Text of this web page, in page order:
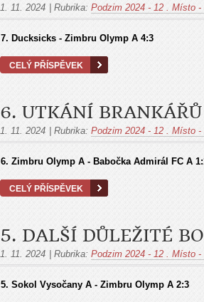
1. 11. 2024 Rubrika: Podzim 2024 - 12 . Místo -
7. Ducksicks - Zimbru Olymp A 4:3
CELÝ PŘÍSPĚVEK
6. UTKÁNÍ BRANKÁŘŮ
1. 11. 2024 Rubrika: Podzim 2024 - 12 . Místo -
6. Zimbru Olymp A - Babočka Admirál FC A
CELÝ PŘÍSPĚVEK
5. DALŠÍ DŮLEŽITÉ
1. 11. 2024 Rubrika: Podzim 2024 - 12 . Místo -
5. Sokol Vysočany A - Zimbru Olymp A 2:3